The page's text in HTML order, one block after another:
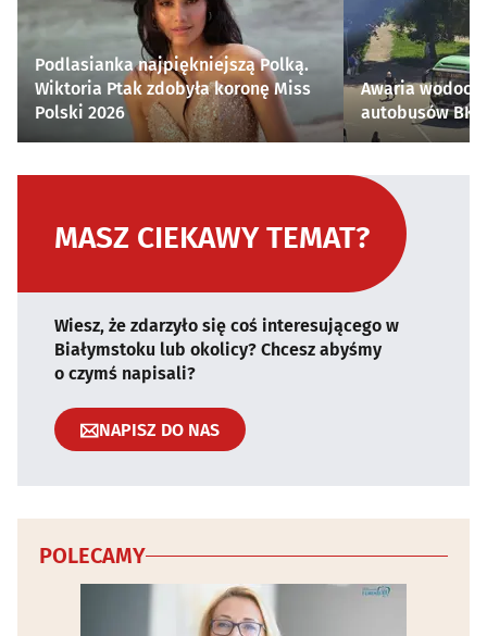
Podlasianka najpiękniejszą Polką.
Wiktoria Ptak zdobyła koronę Miss
Polski 2026
Awaria
autobusów
MASZ CIEKAWY TEMAT?
Wiesz, że zdarzyło się coś interesującego w
Białymstoku lub okolicy? Chcesz abyśmy
o czymś napisali?
NAPISZ DO NAS
POLECAMY